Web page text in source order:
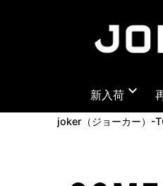
新入荷 expand_more
joker（ジョーカー）-